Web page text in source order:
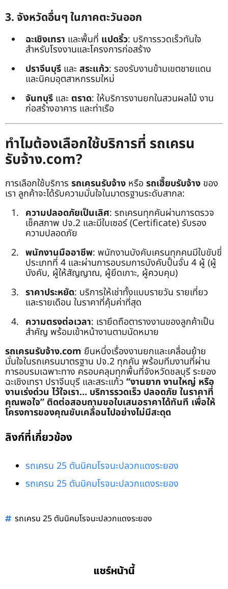
3. จังหวัดอื่นๆ ในภาคตะวันออก
ฉะเชิงเทรา และพื้นที่ แปดริ้ว: บริการรวดเร็วทันใจ
สำหรับโรงงานและโครงการก่อสร้าง
ปราจีนบุรี และสระแก้ว: รองรับงานข้ามเขตชายแดน
และนิคมอุตสาหกรรมใหม่
จันทบุรี และ ตราด: ให้บริการงานยกในสวนผลไม้ งาน
ก่อสร้างอาคาร และท่าเรือ
ทำไมต้องเลือกใช้บริการที่ รถเครน
รับจ้าง.com?
การเลือกใช้บริการ รถเครนรับจ้าง หรือรถเฮี๊ยบรับจ้าง ของ
เรา ลูกค้าจะได้รับความมั่นใจในมาตรฐานระดับสากล:
ความปลอดภัยเป็นเลิศ: รถเครนทุกคันผ่านการตรวจ
เช็คสภาพ ปจ.2 และมีใบเซอร์ (Certificate) รับรอง
ความปลอดภัย
พนักงานมืออาชีพ: พนักงานบังคับเครนทุกคนมีใบขับขี่
ประเภทที่ 4 และผ่านการอบรมการบังคับปั้นจั่น 4 ผู้ (ผู้
บังคับ, ผู้ให้สัญญาณ, ผู้ยึดเกาะ, ผู้ควบคุม)
ราคาประหยัด: บริการให้เช่าทั้งแบบรายวัน รายเที่ยว
และรายเดือน ในราคาที่คุ้มค่าที่สุด
ความตรงต่อเวลา: เรายึดถือตารางงานของลูกค้าเป็น
สำคัญ พร้อมเข้าหน้างานตามนัดหมาย
รถเครนรับจ้าง.com ยืนหนึ่งเรื่องงานยกและเคลื่อนย้าย
มั่นใจในรถเครนมาตรฐาน ปจ.2 ทุกคัน พร้อมทีมงานที่ผ่าน
การอบรมเฉพาะทาง ครอบคลุมทุกพื้นที่จังหวัดชลบุรี ระยอง
ฉะเชิงเทรา ปราจีนบุรี และสระแก้ว “งานยาก งานใหญ่ หรือ
งานเร่งด่วน ไว้ใจเรา… บริการรวดเร็ว ปลอดภัย ในราคาที่
คุณพอใจ” ติดต่อสอบถามขอใบเสนอราคาได้ทันที เพื่อให้
โครงการของคุณขับเคลื่อนไปอย่างไม่มีสะดุด
ลิงก์ที่เกี่ยวข้อง
รถเครน 25 ตันนิคมโรจนะปลวกแดงระยอง
รถเครน 25 ตันนิคมโรจนะปลวกแดงระยอง
รถเครน 25 ตันนิคมโรจนะปลวกแดงระยอง
แชร์หน้านี้